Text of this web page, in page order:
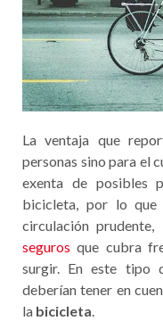
La ventaja que
personas sino para el
exenta de posibles
bicicleta, por lo que
circulación
seguros que cubra
surgir. En este tipo
deberían tener en
la bicicleta.